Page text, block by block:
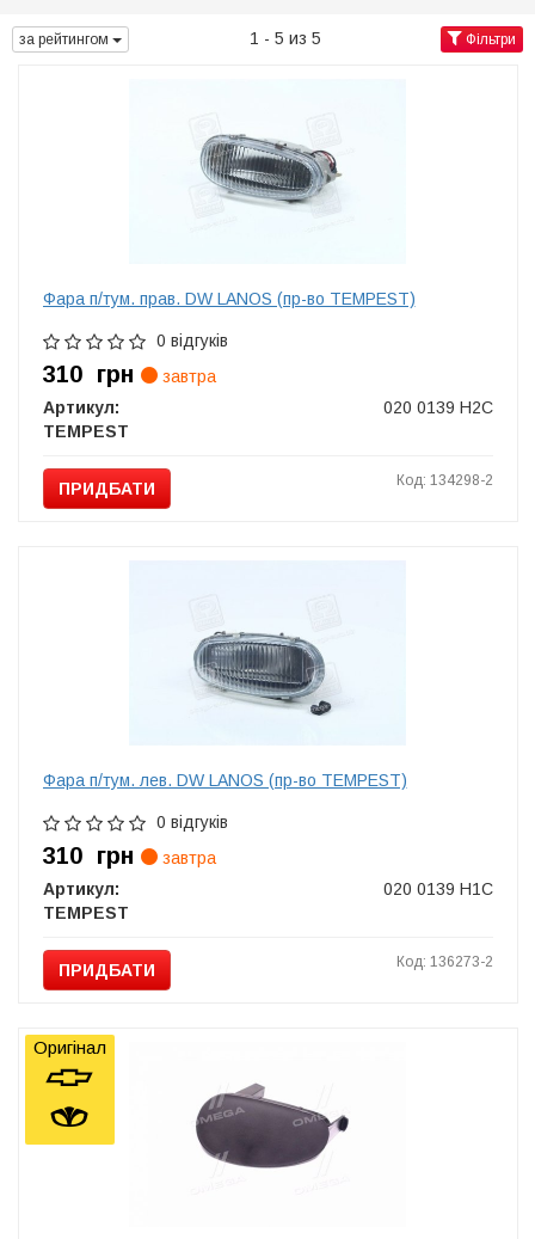
за рейтингом 1 - 5 из 5 Фільтри
Фара п/тум. прав. DW LANOS (пр-во TEMPEST)
0 відгуків
310 грн
завтра
Артикул:
020 0139 H2C
TEMPEST
ПРИДБАТИ Код: 134298-2
Фара п/тум. лев. DW LANOS (пр-во TEMPEST)
0 відгуків
310 грн
завтра
Артикул:
020 0139 H1C
TEMPEST
ПРИДБАТИ Код: 136273-2
Оригінал